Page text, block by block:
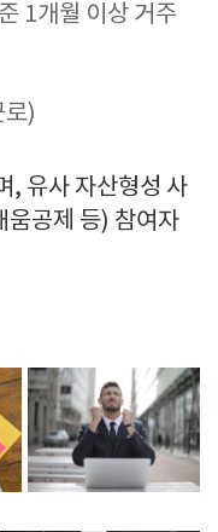
1개월 이상 거주
로)
, 유사 자산형성 사
움공제 등) 참여자